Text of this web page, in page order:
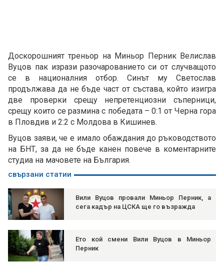
Доскорошният треньор на Миньор Перник Велислав
Вуцов пак изрази разочарованието си от случващото
се в националния отбор. Синът му Светослав
продължава да не бъде част от състава, който изигра
две проверки срещу непретенциозни съперници,
срещу които се размина с победата – 0:1 от Черна гора
в Пловдив и 2:2 с Молдова в Кишинев.
Вуцов заяви, че е имало обаждания до ръководството
на БНТ, за да не бъде канен повече в коментарните
студиа на мачовете на България.
свързани статии
Вили Вуцов провали Миньор Перник, а
сега кадър на ЦСКА ще го възражда
Ето кой смени Вили Вуцов в Миньор
Перник